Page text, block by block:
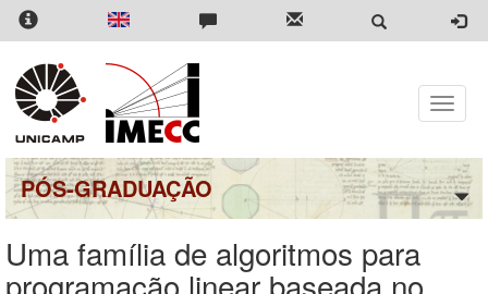
Pular
para
conteúdo
principal
Toggle
PÓS-GRADUAÇÃO
Uma família de algoritmos para
programação linear baseada no